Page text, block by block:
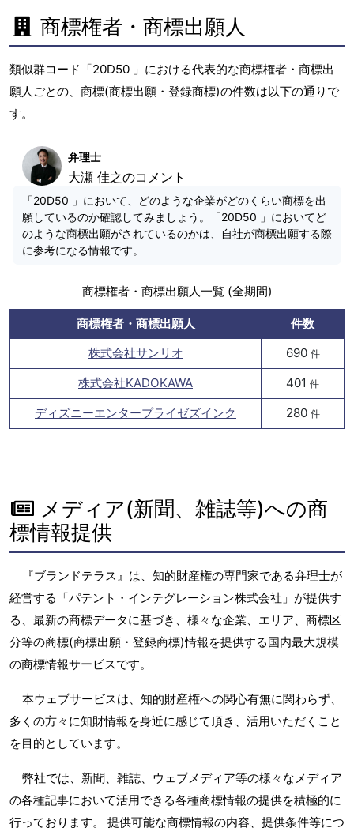
商標権者・商標出願人
類似群コード「20D50 」における代表的な商標権者・商標出
願人ごとの、商標(商標出願・登録商標)の件数は以下の通りで
す。
弁理士
大瀬 佳之のコメント
「20D50 」において、どのような企業がどのくらい商標を出
願しているのか確認してみましょう。「20D50 」においてど
のような商標出願がされているのかは、自社が商標出願する際
に参考になる情報です。
商標権者・商標出願人一覧 (全期間)
商標権者・商標出願人
件数
株式会社サンリオ
690 件
株式会社KADOKAWA 401 件
ディズニーエンタープライゼズインク 280 件
メディア(新聞、雑誌等)への商
標情報提供
『ブランドテラス』は、知的財産権の専門家である弁理士が
経営する「パテント・インテグレーション株式会社」が提供す
る、最新の商標データに基づき、様々な企業、エリア、商標区
分等の商標(商標出願・登録商標)情報を提供する国内最大規模
の商標情報サービスです。
本ウェブサービスは、知的財産権への関心有無に関わらず、
多くの方々に知財情報を身近に感じて頂き、活用いただくこと
を目的としています。
弊社では、新聞、雑誌、ウェブメディア等の様々なメディア
の各種記事において活用できる各種商標情報の提供を積極的に
行っております。 提供可能な商標情報の内容、提供条件等につ